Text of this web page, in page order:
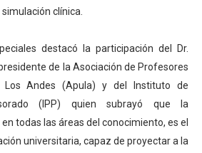
clínica.
destacó la participación del Dr.
de la Asociación de Profesores
Los Andes (Apula) y del Instituto de
(IPP) quien subrayó que la
todas las áreas del conocimiento, es el
universitaria, capaz de proyectar a la